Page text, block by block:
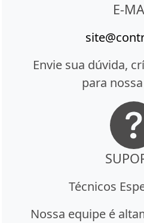
E-
Envie sua dúvida,
para
Técnicos
Nossa equipe é